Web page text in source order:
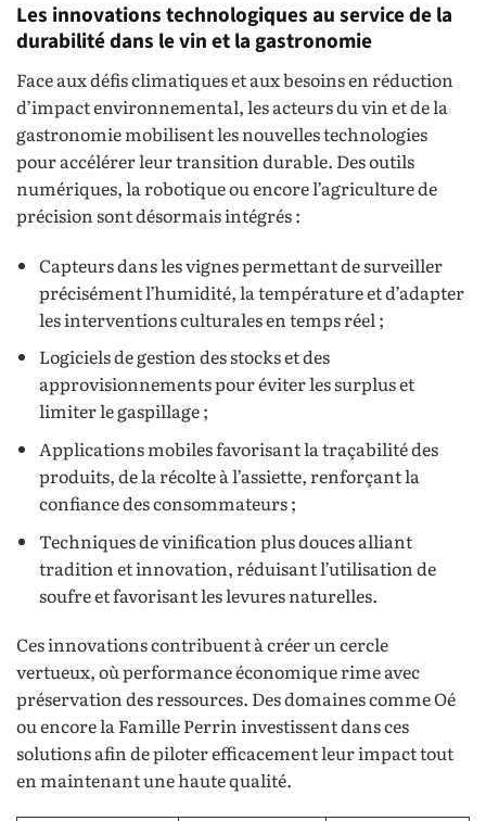
Les innovations technologiques au service de la
durabilité dans le vin et la gastronomie
Face aux défis climatiques et aux besoins en réduction
d’impact environnemental, les acteurs du vin et de la
gastronomie mobilisent les nouvelles technologies
pour accélérer leur transition durable. Des outils
numériques, la robotique ou encore l’agriculture de
précision sont désormais intégrés :
Capteurs dans les vignes permettant de surveiller
précisément l’humidité, la température et d’adapter
les interventions culturales en temps réel ;
Logiciels de gestion des stocks et des
approvisionnements pour éviter les surplus et
limiter le gaspillage ;
Applications mobiles favorisant la traçabilité des
produits, de la récolte à l’assiette, renforçant la
confiance des consommateurs ;
Techniques de vinification plus douces alliant
tradition et innovation, réduisant l’utilisation de
soufre et favorisant les levures naturelles.
Ces innovations contribuent à créer un cercle
vertueux, où performance économique rime avec
préservation des ressources. Des domaines comme Oé
ou encore la Famille Perrin investissent dans ces
solutions afin de piloter efficacement leur impact tout
en maintenant une haute qualité.